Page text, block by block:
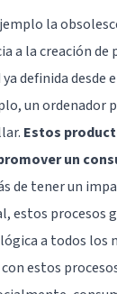
la
a la creación de
ya definida desde
un ordenador
Estos
un
de tener un
estos procesos
a todos los
estos